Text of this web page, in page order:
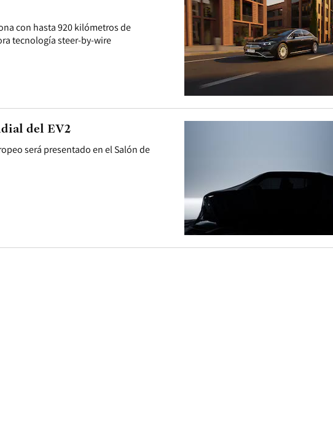
con hasta 920 kilómetros de
tecnología steer-by-wire
será presentado en el Salón de
del EV2